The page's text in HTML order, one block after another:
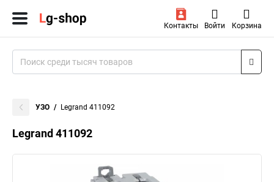
Контакты Войти Корзина
УЗО Legrand 411092
Legrand 411092